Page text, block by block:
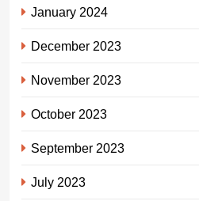
January 2024
December 2023
November 2023
October 2023
September 2023
July 2023